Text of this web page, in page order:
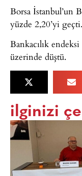
Borsa İstanbul’un
yüzde 2,20’yi geçti.
Bankacılık
üzerinde düştü.
ilginizi